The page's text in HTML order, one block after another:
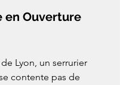
en Ouverture
Lyon, un serrurier
contente pas de